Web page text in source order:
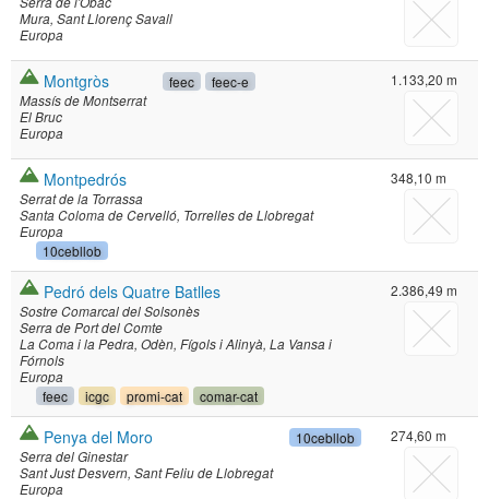
Mura Sant Llorenç Savall
Europa
Montgròs
Massís de Montserrat
El Bruc
Europa
feec feec-e 1.133,20 m
Montpedrós
Serrat de la Torrassa
Santa Coloma de Cervelló Torrelles de Llobregat
Europa
10cebllob
348,10 m
Pedró dels Quatre Batlles
Sostre Comarcal del Solsonès
Serra de Port del Comte
La Coma i la Pedra Odèn Fígols i Alinyà La Vansa i
Fórnols
Europa
feec icgc promi-cat comar-cat
2.386,49 m
Penya del Moro
Serra del Ginestar
Sant Just Desvern Sant Feliu de Llobregat
Europa
10cebllob 274,60 m